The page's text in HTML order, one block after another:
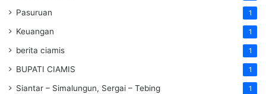
Pasuruan 1
Keuangan 1
berita ciamis 1
BUPATI CIAMIS 1
Siantar – Simalungun, Sergai – Tebing 1